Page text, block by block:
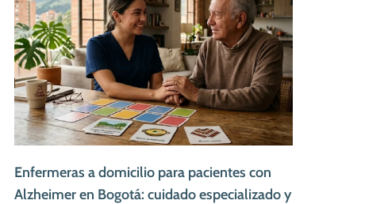
Enfermeras a domicilio para pacientes con
Alzheimer en Bogotá: cuidado especializado y